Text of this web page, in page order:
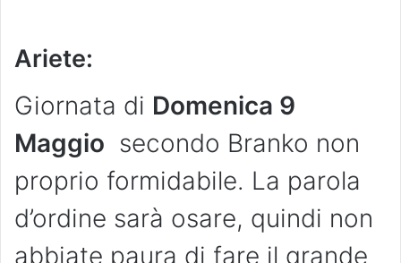
Ariete:
Giornata di Domenica 9
Maggio secondo Branko non
proprio formidabile. La parola
d’ordine sarà osare, quindi non
abbiate paura di fare il grande